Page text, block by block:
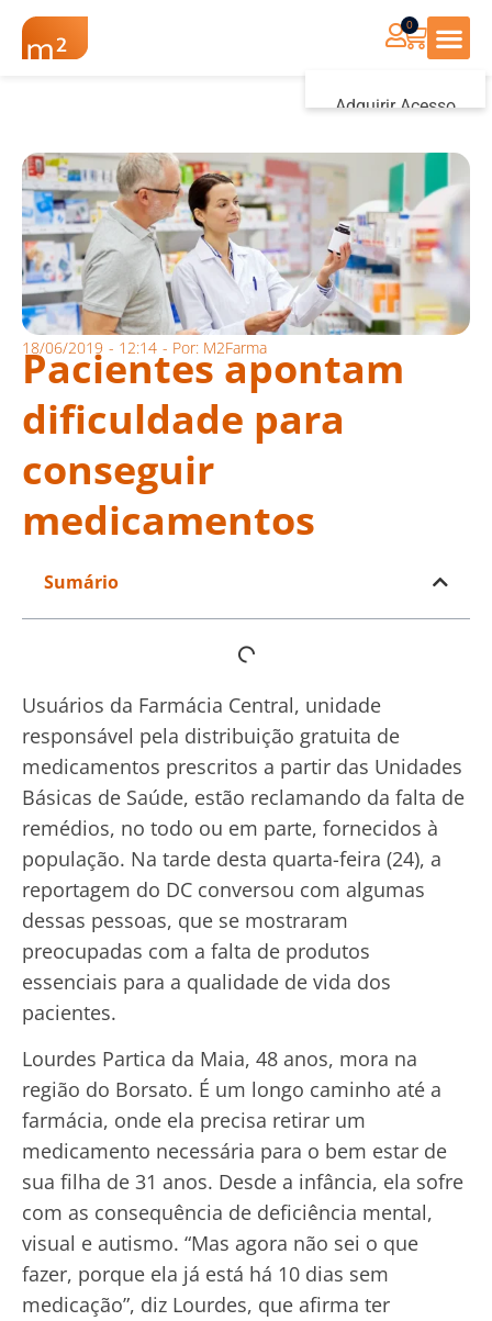
Adquirir Acesso
0
18/06/2019 - 12:14 - Por: M2Farma
Pacientes apontam
dificuldade para
conseguir
medicamentos
Sumário
Usuários da Farmácia Central, unidade
responsável pela distribuição gratuita de
medicamentos prescritos a partir das Unidades
Básicas de Saúde, estão reclamando da falta de
remédios, no todo ou em parte, fornecidos à
população. Na tarde desta quarta-feira (24), a
reportagem do DC conversou com algumas
dessas pessoas, que se mostraram
preocupadas com a falta de produtos
essenciais para a qualidade de vida dos
pacientes.
Lourdes Partica da Maia, 48 anos, mora na
região do Borsato. É um longo caminho até a
farmácia, onde ela precisa retirar um
medicamento necessária para o bem estar de
sua filha de 31 anos. Desde a infância, ela sofre
com as consequência de deficiência mental,
visual e autismo. “Mas agora não sei o que
fazer, porque ela já está há 10 dias sem
medicação”, diz Lourdes, que afirma ter